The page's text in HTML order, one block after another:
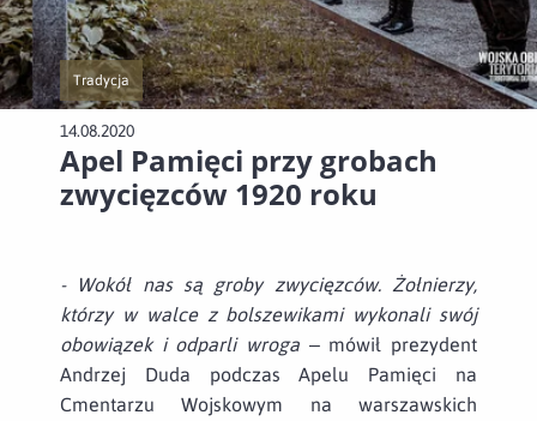
Tradycja
Przejście do nowej strony z listą publikacji o kategorii Tradycja
14.08.2020
Apel Pamięci przy grobach
zwycięzców 1920 roku
- Wokół nas są groby zwycięzców. Żołnierzy,
którzy w walce z bolszewikami wykonali swój
obowiązek i odparli wroga – mówił prezydent
Andrzej Duda podczas Apelu Pamięci na
Cmentarzu Wojskowym na warszawskich